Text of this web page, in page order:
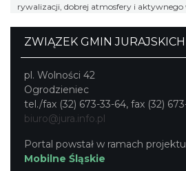
rywalizacji, dobrej atmosfery i aktywnego
ZWIĄZEK GMIN JURAJSKICH
pl. Wolności 42
Ogrodzieniec
tel./fax (32) 673-33-64, fax (32)
biuro@jura.info.pl
Portal powstał w ramach projektu
Mobilne Śląskie